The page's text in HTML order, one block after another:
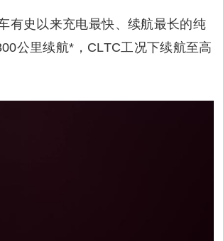
有史以来充电最快、续航最长的纯
公里续航*，CLTC工况下续航至高